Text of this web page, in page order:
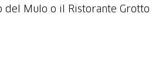
Mulo o il Ristorante Grotto